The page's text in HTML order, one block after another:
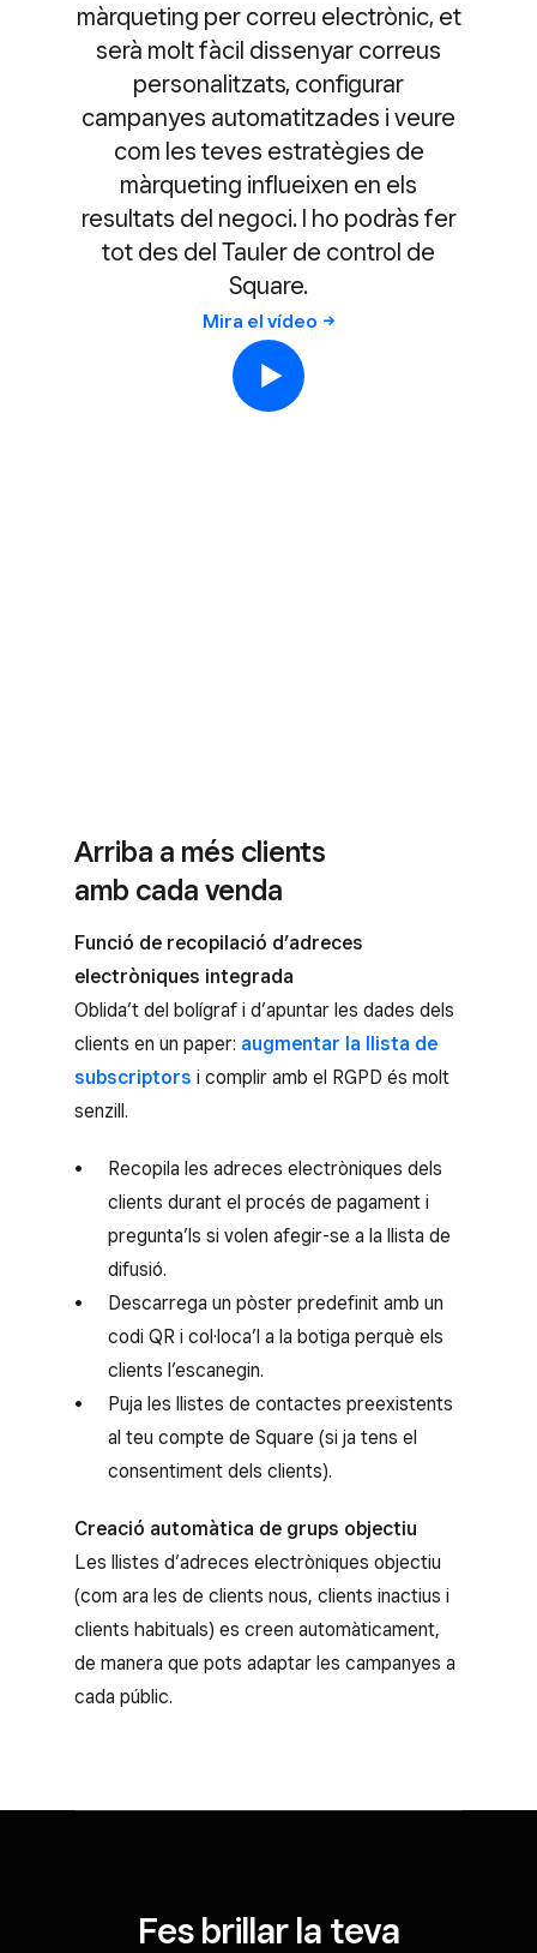
màrqueting per correu electrònic, et
serà molt fàcil dissenyar correus
personalitzats, configurar
campanyes automatitzades i veure
com les teves estratègies de
màrqueting influeixen en els
resultats del negoci. I ho podràs fer
tot des del Tauler de control de
Square.
Mira el vídeo
Arriba a més clients
amb cada venda
Funció de recopilació d’adreces
electròniques integrada
Oblida’t del bolígraf i d’apuntar les dades dels
clients en un paper: augmentar la llista de
subscriptors i complir amb el RGPD és molt
senzill.
Recopila les adreces electròniques dels
clients durant el procés de pagament i
pregunta’ls si volen afegir-se a la llista de
difusió.
Descarrega un pòster predefinit amb un
codi QR i col·loca’l a la botiga perquè els
clients l’escanegin.
Puja les llistes de contactes preexistents
al teu compte de Square (si ja tens el
consentiment dels clients).
Creació automàtica de grups objectiu
Les llistes d’adreces electròniques objectiu
(com ara les de clients nous, clients inactius i
clients habituals) es creen automàticament,
de manera que pots adaptar les campanyes a
cada públic.
Fes brillar la teva